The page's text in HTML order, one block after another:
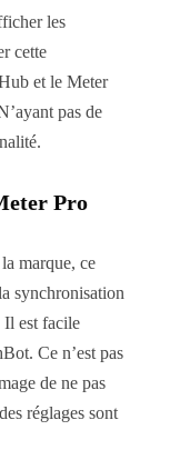
les
cette
et le Meter
pas de
Pro
marque, ce
synchronisation
Il est facile
Ce n’est pas
de ne pas
réglages sont